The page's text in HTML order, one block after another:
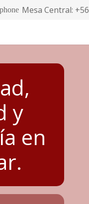
phone Mesa Central:
y
en